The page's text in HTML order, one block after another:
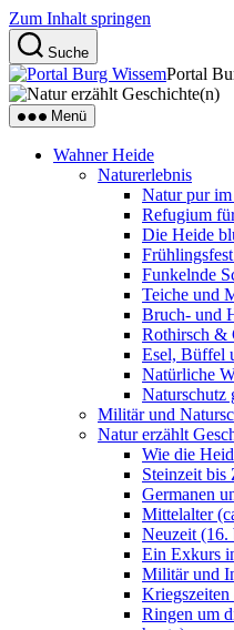
Zum Inhalt springen
Suche
Portal
Menü
Wahner Heide
Naturerlebnis
Natur pur
Refugium
Die Heide
Funkelnde
Teiche und
Bruch- und
Rothirsch &
Esel, Büffel
Natürliche
Naturschutz
Militär und
Natur erzählt
Wie die
Steinzeit bis
Germanen
Mittelalter
Neuzeit (16.
Ein Exkurs
Militär und
Ringen um